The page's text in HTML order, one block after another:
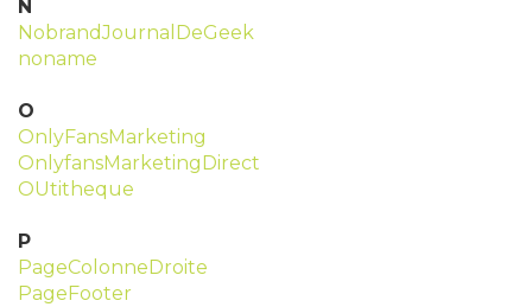
N
NobrandJournalDeGeek
noname
O
OnlyFansMarketing
OnlyfansMarketingDirect
OUtitheque
P
PageColonneDroite
PageFooter